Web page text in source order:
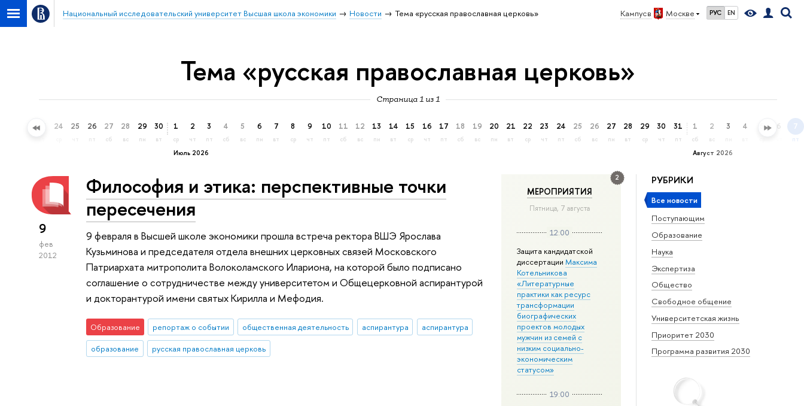
Кампус в Москве РУС EN
Национальный исследовательский университет Высшая школа экономики Новости Тема «русская православная церковь»
Тема «русская православная церковь»
Страница 1 из 1
23 24 25 26
пт
27
сб
28
вс
29
пн
30
вт
Июль 2026
1
ср
2
чт
3
пт
4
сб
5
вс
6
пн
7
вт
8
ср
9
чт
10
пт
11
сб
12
вс
13
пн
14
вт
15
ср
16
чт
17
пт
18
сб
19
вс
20
пн
21
вт
22
ср
23
чт
24
пт
25
сб
26
вс
27
пн
28
вт
29
ср
30
чт
31
пт
Август 2026
1
сб
2
вс
3 4 5 6 7
пт
РУБРИКИ
Все новости
Поступающим
Образование
Наука
Экспертиза
Общество
Свободное общение
Университетская жизнь
Приоритет 2030
Программа развития 2030
2
МЕРОПРИЯТИЯ
Пятница, 7 августа
12:00
Защита кандидатской
диссертации Максима
Котельникова
«Литературные
практики как ресурс
трансформации
биографических
проектов молодых
мужчин из семей с
низким социально-
экономическим
статусом»
19:00
9
фев
2012
Философия и этика: перспективные точки
пересечения
9 февраля в Высшей школе экономики прошла встреча ректора ВШЭ Ярослава
Кузьминова и председателя отдела внешних церковных связей Московского
Патриархата митрополита Волоколамского Илариона, на которой было подписано
соглашение о сотрудничестве между университетом и Общецерковной аспирантурой
и докторантурой имени святых Кирилла и Мефодия.
Образование репортаж о событии общественная деятельность аспирантура
аспирантура
образование
русская православная церковь